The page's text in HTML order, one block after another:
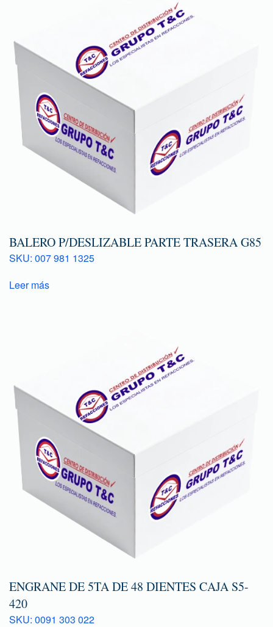
BALERO P/DESLIZABLE PARTE TRASERA G85
SKU: 007 981 1325
Leer más
ENGRANE DE 5TA DE 48 DIENTES CAJA S5-
420
SKU: 0091 303 022